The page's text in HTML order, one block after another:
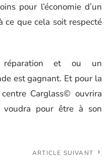
pour l’économie d’un
que cela soit respecté
réparation et ou un
est gagnant. Et pour la
Carglass© ouvrira
pour être à son
ARTICLE SUIVANT